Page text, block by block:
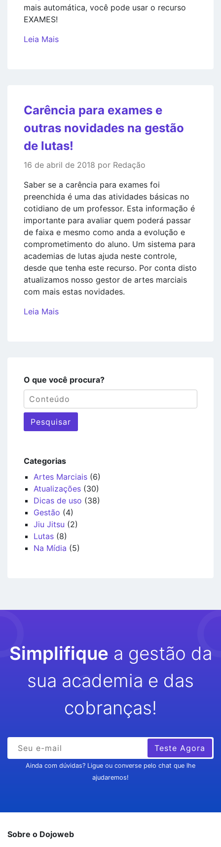
mais automática, você pode usar o recurso
EXAMES!
Leia Mais
Carência para exames e
outras novidades na gestão
de lutas!
16 de abril de 2018 por Redação
Saber se a carência para exames foi
preenchida é uma das atividades básicas no
cotidiano de um professor. Esta informação é
importante para avaliar quem poderá passar
de faixa e mesmo como anda a evolução e
comprometimento do aluno. Um sistema para
academias de lutas ajuda neste controle,
desde que tenha este recurso. Por conta disto
atualizamos nosso gestor de artes marciais
com mais estas novidades.
Leia Mais
O que você procura?
Pesquisar
Categorias
Artes Marciais (6)
Atualizações (30)
Dicas de uso (38)
Gestão (4)
Jiu Jitsu (2)
Lutas (8)
Na Mídia (5)
Simplifique a gestão da
sua academia e das
cobranças!
Teste Agora
Ainda com dúvidas? Ligue ou converse pelo chat que lhe
ajudaremos!
Sobre o Dojoweb